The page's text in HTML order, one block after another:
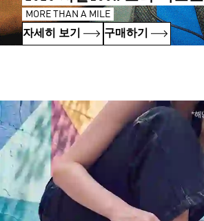
MORE THAN A MILE
자세히 보기 구매하기